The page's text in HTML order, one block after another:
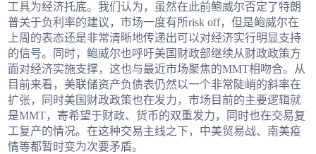
工具为经济托底。我们认为，虽然在此前鲍威尔否定了特朗
普关于负利率的建议，市场一度有所risk off，但是鲍威尔在
上周的表态还是非常清晰地传递出可以对经济实行明显支持
的信号。同时，鲍威尔也呼吁美国财政部继续从财政政策方
面对经济实施支撑，这也与最近市场聚焦的MMT相吻合。从
目前来看，美联储资产负债表仍然以一个非常陡峭的斜率在
扩张，同时美国财政政策也在发力，市场目前的主要逻辑就
是MMT，寄希望于财政、货币的双重发力，同时也在交易复
工复产的情况。在这种交易主线之下，中美贸易战、南美疫
情等都暂时变为次要矛盾。